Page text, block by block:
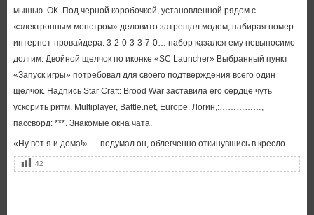
мышью. ОК. Под черной коробочкой, установленной рядом с
«электронным монстром» деловито затрещал модем, набирая номер
интернет-провайдера. 3-2-0-3-3-7-0… набор казался ему невыносимо
долгим. Двойной щелчок по иконке «SC Launcher» Выбранный пункт
«Запуск игры» потребовал для своего подтверждения всего один
щелчок. Надпись Star Craft: Brood War заставила его сердце чуть
ускорить ритм. Multiplayer, Battle.net, Europe. Логин,:……………,
пассворд: ***. Знакомые окна чата.
«Ну вот я и дома!» — подумал он, облегченно откинувшись в кресло…
42